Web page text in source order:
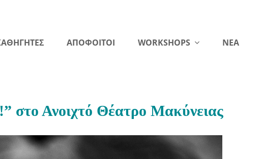
ΑΠΟΦΟΙΤΟΙ WORKSHOPS NEA
στο Ανοιχτό Θέατρο Μακύνειας